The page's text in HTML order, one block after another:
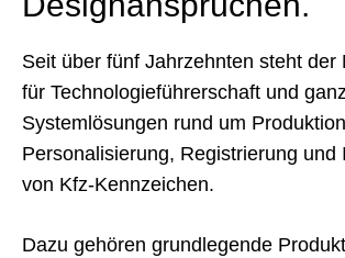
Seit über fünf Jahrzehnten steht der
für Technologieführerschaft und
Systemlösungen rund um
Personalisierung, Registrierung und
von Kfz-Kennzeichen.
Dazu gehören grundlegende